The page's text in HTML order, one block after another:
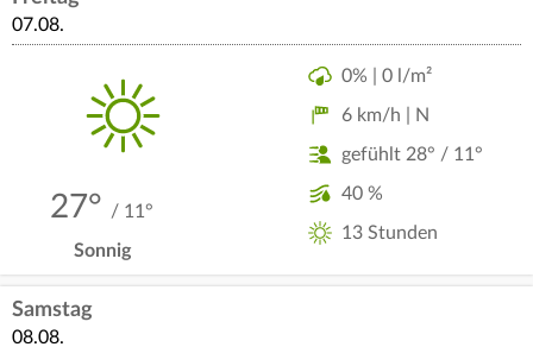
07.08.
27° / 11°
Sonnig
0% | 0 l/m²
6 km/h | N
gefühlt 28° / 11°
40 %
13 Stunden
Samstag
08.08.